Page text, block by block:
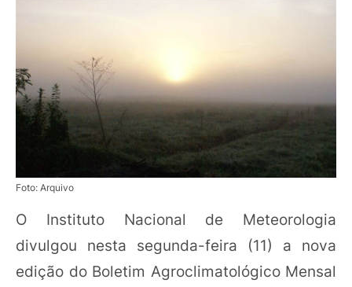
Foto: Arquivo
O Instituto Nacional de Meteorologia
divulgou nesta segunda-feira (11) a nova
edição do Boletim Agroclimatológico Mensal